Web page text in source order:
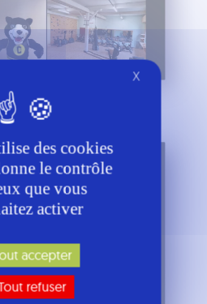
X
des cookies
le contrôle
que vous
activer
accepter
refuser